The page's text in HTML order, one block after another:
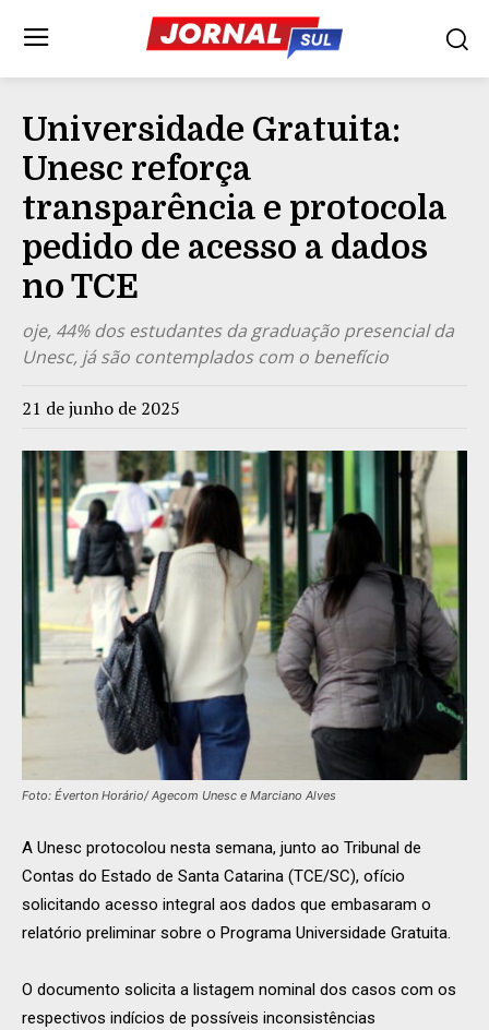
Universidade Gratuita:
Unesc reforça
transparência e protocola
pedido de acesso a dados
no TCE
oje, 44% dos estudantes da graduação presencial da
Unesc, já são contemplados com o benefício
21 de junho de 2025
Foto: Éverton Horário/ Agecom Unesc e Marciano Alves
A Unesc protocolou nesta semana, junto ao Tribunal de
Contas do Estado de Santa Catarina (TCE/SC), ofício
solicitando acesso integral aos dados que embasaram o
relatório preliminar sobre o Programa Universidade Gratuita.
O documento solicita a listagem nominal dos casos com os
respectivos indícios de possíveis inconsistências